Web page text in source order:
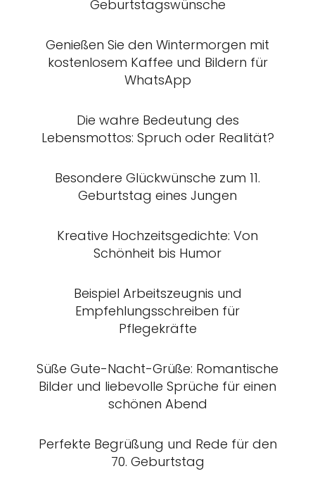
Geburtstagswünsche
Genießen Sie den Wintermorgen mit
kostenlosem Kaffee und Bildern für
WhatsApp
Die wahre Bedeutung des
Lebensmottos: Spruch oder Realität?
Besondere Glückwünsche zum 11.
Geburtstag eines Jungen
Kreative Hochzeitsgedichte: Von
Schönheit bis Humor
Beispiel Arbeitszeugnis und
Empfehlungsschreiben für
Pflegekräfte
Süße Gute-Nacht-Grüße: Romantische
Bilder und liebevolle Sprüche für einen
schönen Abend
Perfekte Begrüßung und Rede für den
70. Geburtstag